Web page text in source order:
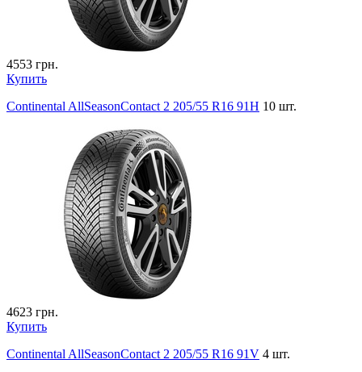
4553 грн.
Купить
Continental AllSeasonContact 2 205/55 R16 91H 10 шт.
4623 грн.
Купить
Continental AllSeasonContact 2 205/55 R16 91V 4 шт.